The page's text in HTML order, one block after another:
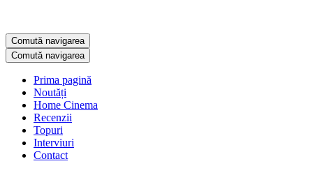
Comută navigarea
Comută navigarea
Prima pagină
Noutăți
Home Cinema
Recenzii
Topuri
Interviuri
Contact